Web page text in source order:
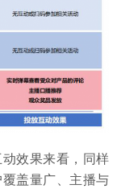
效果来看，同样
盖量广、主播与